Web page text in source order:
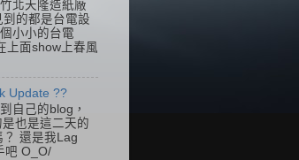
北天隆造紙廠
的都是台電設
小小的台電
上面show上春風
Update ??
自己的blog，
也是這二天的
還是我Lag
吧 O_O/